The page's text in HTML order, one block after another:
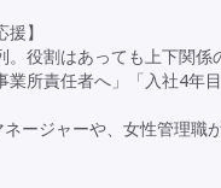
】
。役割はあっても上下関
業所責任者へ」「入社4
ージャーや、女性管理職